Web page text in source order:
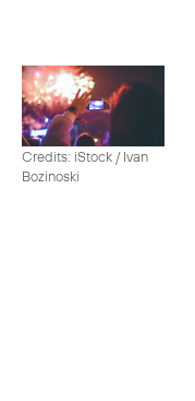
Credits: iStock / Ivan
Bozinoski